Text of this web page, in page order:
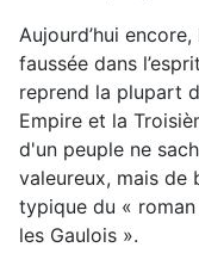
Aujourd’hui
faussée dans
reprend la plupart
Empire et la
d'un peuple ne
valeureux, mais de
typique du «
les Gaulois ».